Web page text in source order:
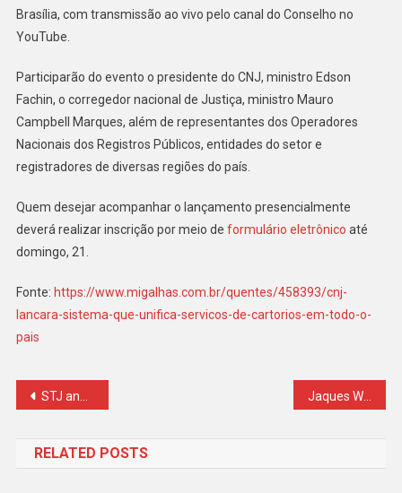
Brasília, com transmissão ao vivo pelo canal do Conselho no
YouTube.
Participarão do evento o presidente do CNJ, ministro Edson
Fachin, o corregedor nacional de Justiça, ministro Mauro
Campbell Marques, além de representantes dos Operadores
Nacionais dos Registros Públicos, entidades do setor e
registradores de diversas regiões do país.
Quem desejar acompanhar o lançamento presencialmente
deverá realizar inscrição por meio de formulário eletrônico até
domingo, 21.
Fonte: https://www.migalhas.com.br/quentes/458393/cnj-
lancara-sistema-que-unifica-servicos-de-cartorios-em-todo-o-
pais
Navegação
Post
STJ analisa se é cabível dano moral coletivo em razão de condenação por tráfico de drogas
RELATED POSTS